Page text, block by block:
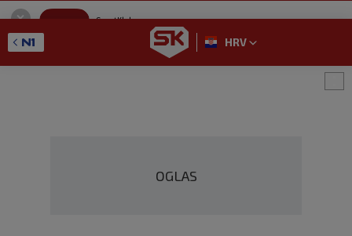
SportKlub
GET - On the Google Play
HRV
OGLAS